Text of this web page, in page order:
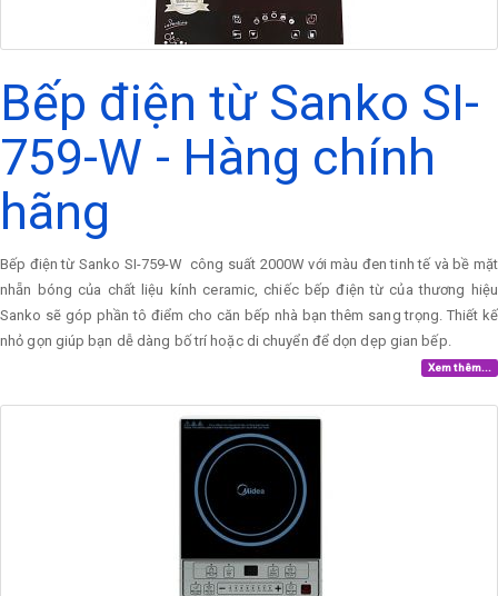
Bếp điện từ Sanko SI-
759-W - Hàng chính
hãng
Bếp điện từ Sanko SI-759-W công suất 2000W với màu đen tinh tế và bề mặt
nhẵn bóng của chất liệu kính ceramic, chiếc bếp điện từ của thương hiệu
Sanko sẽ góp phần tô điểm cho căn bếp nhà bạn thêm sang trọng. Thiết kế
nhỏ gọn giúp bạn dễ dàng bố trí hoặc di chuyển để dọn dẹp gian bếp.
Xem thêm...